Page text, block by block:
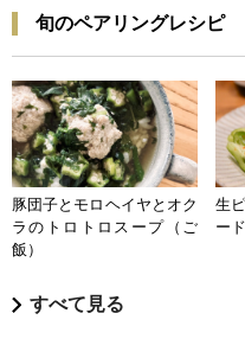
旬のペアリングレシピ
豚団子とモロヘイヤとオク
ラのトロトロスープ（ご
飯）
生
ード
すべて見る